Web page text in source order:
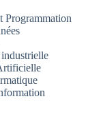
Programmation